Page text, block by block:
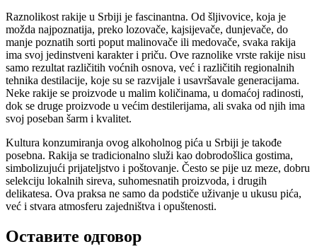
Raznolikost rakije u Srbiji je fascinantna. Od šljivovice, koja je
možda najpoznatija, preko lozovače, kajsijevače, dunjevače, do
manje poznatih sorti poput malinovače ili medovače, svaka rakija
ima svoj jedinstveni karakter i priču. Ove raznolike vrste rakije nisu
samo rezultat različitih voćnih osnova, već i različitih regionalnih
tehnika destilacije, koje su se razvijale i usavršavale generacijama.
Neke rakije se proizvode u malim količinama, u domaćoj radinosti,
dok se druge proizvode u većim destilerijama, ali svaka od njih ima
svoj poseban šarm i kvalitet.
Kultura konzumiranja ovog alkoholnog pića u Srbiji je takođe
posebna. Rakija se tradicionalno služi kao dobrodošlica gostima,
simbolizujući prijateljstvo i poštovanje. Često se pije uz meze, dobru
selekciju lokalnih sireva, suhomesnatih proizvoda, i drugih
delikatesa. Ova praksa ne samo da podstiče uživanje u ukusu pića,
već i stvara atmosferu zajedništva i opuštenosti.
Оставите одговор